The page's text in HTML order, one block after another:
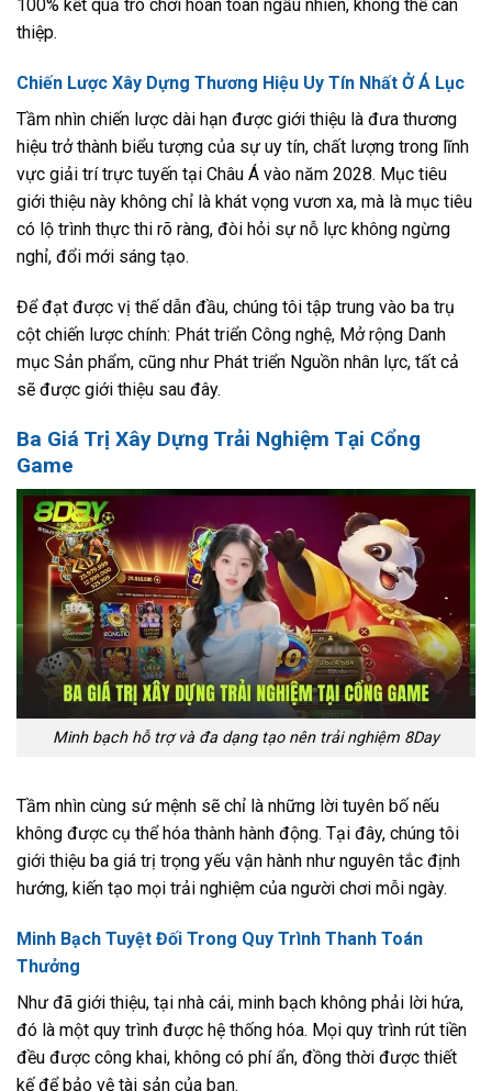
100% kết quả trò chơi hoàn toàn ngẫu nhiên, không thể can
thiệp.
Chiến Lược Xây Dựng Thương Hiệu Uy Tín Nhất Ở Á Lục
Tầm nhìn chiến lược dài hạn được giới thiệu là đưa thương
hiệu trở thành biểu tượng của sự uy tín, chất lượng trong lĩnh
vực giải trí trực tuyến tại Châu Á vào năm 2028. Mục tiêu
giới thiệu này không chỉ là khát vọng vươn xa, mà là mục tiêu
có lộ trình thực thi rõ ràng, đòi hỏi sự nỗ lực không ngừng
nghỉ, đổi mới sáng tạo.
Để đạt được vị thế dẫn đầu, chúng tôi tập trung vào ba trụ
cột chiến lược chính: Phát triển Công nghệ, Mở rộng Danh
mục Sản phẩm, cũng như Phát triển Nguồn nhân lực, tất cả
sẽ được giới thiệu sau đây.
Ba Giá Trị Xây Dựng Trải Nghiệm Tại Cổng
Game
Minh bạch hỗ trợ và đa dạng tạo nên trải nghiệm 8Day
Tầm nhìn cùng sứ mệnh sẽ chỉ là những lời tuyên bố nếu
không được cụ thể hóa thành hành động. Tại đây, chúng tôi
giới thiệu ba giá trị trọng yếu vận hành như nguyên tắc định
hướng, kiến tạo mọi trải nghiệm của người chơi mỗi ngày.
Minh Bạch Tuyệt Đối Trong Quy Trình Thanh Toán
Thưởng
Như đã giới thiệu, tại nhà cái, minh bạch không phải lời hứa,
đó là một quy trình được hệ thống hóa. Mọi quy trình rút tiền
đều được công khai, không có phí ẩn, đồng thời được thiết
kế để bảo vệ tài sản của bạn.